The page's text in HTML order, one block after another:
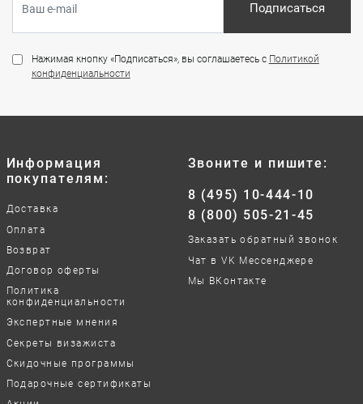
Подписаться
Нажимая кнопку «Подписаться», вы соглашаетесь с Политикой
конфиденциальности
Информация
покупателям:
Доставка
Оплата
Возврат
Договор оферты
Политика
конфиденциальности
Экспертные мнения
Секреты визажиста
Скидочные программы
Подарочные сертификаты
Звоните и пишите:
8 (495) 10-444-10
8 (800) 505-21-45
Заказать обратный звонок
Чат в VK Мессенджере
Мы ВКонтакте